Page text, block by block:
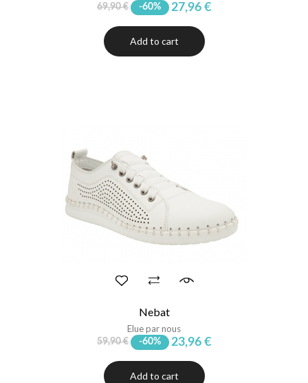
69,90 € -60% 27,96 €
Add to cart
Nebat
Elue par nous
59,90 € -60% 23,96 €
Add to cart